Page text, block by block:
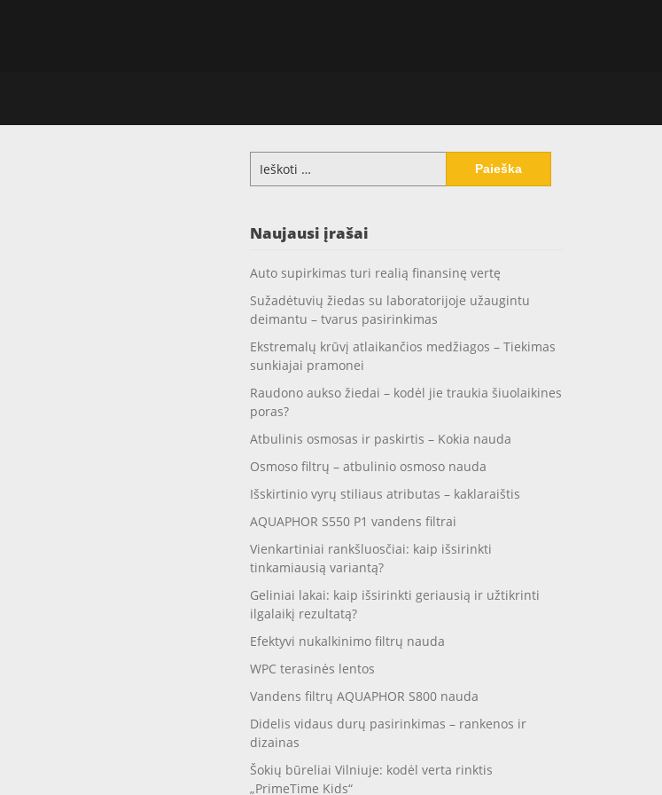
Ieškoti:
Naujausi įrašai
Auto supirkimas turi realią finansinę vertę
Sužadėtuvių žiedas su laboratorijoje užaugintu
deimantu – tvarus pasirinkimas
Ekstremalų krūvį atlaikančios medžiagos – Tiekimas
sunkiajai pramonei
Raudono aukso žiedai – kodėl jie traukia šiuolaikines
poras?
Atbulinis osmosas ir paskirtis – Kokia nauda
Osmoso filtrų – atbulinio osmoso nauda
Išskirtinio vyrų stiliaus atributas – kaklaraištis
AQUAPHOR S550 P1 vandens filtrai
Vienkartiniai rankšluosčiai: kaip išsirinkti
tinkamiausią variantą?
Geliniai lakai: kaip išsirinkti geriausią ir užtikrinti
ilgalaikį rezultatą?
Efektyvi nukalkinimo filtrų nauda
WPC terasinės lentos
Vandens filtrų AQUAPHOR S800 nauda
Didelis vidaus durų pasirinkimas – rankenos ir
dizainas
Šokių būreliai Vilniuje: kodėl verta rinktis
„PrimeTime Kids“